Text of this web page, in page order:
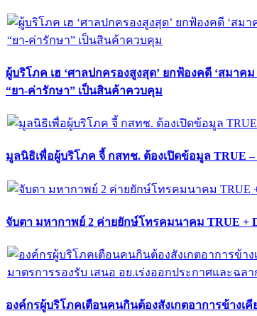
ผู้บริโภค เฮ ‘ศาลปกครองสูงสุด’ ยกฟ้องคดี ‘สมาค
“ยา-ค่ารักษา” เป็นสินค้าควบคุม
มูลนิธิเพื่อผู้บริโภค จี้ กสทช. ต้องเปิดข้อมูล TRUE –
จับตา มหากาพย์ 2 ค่ายยักษ์โทรคมนาคม TRUE +
องค์กรผู้บริโภคเตือนคนกินต้องสังเกตอาการข้าง